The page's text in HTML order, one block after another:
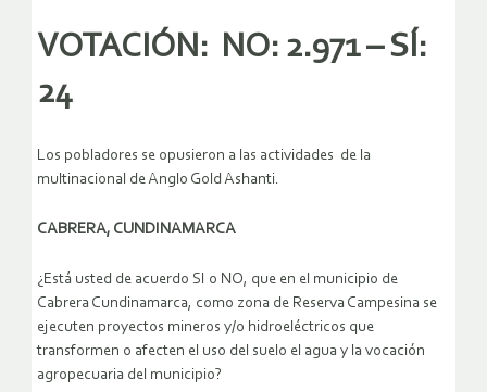
VOTACIÓN: NO: 2.971 – SÍ:
24
Los pobladores se opusieron a las actividades de la
multinacional de Anglo Gold Ashanti.
CABRERA, CUNDINAMARCA
¿Está usted de acuerdo SI o NO, que en el municipio de
Cabrera Cundinamarca, como zona de Reserva Campesina se
ejecuten proyectos mineros y/o hidroeléctricos que
transformen o afecten el uso del suelo el agua y la vocación
agropecuaria del municipio?